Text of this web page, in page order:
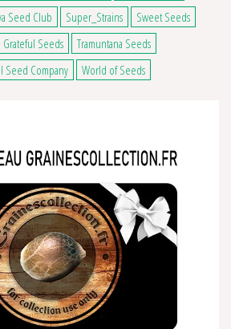
Seed Club Super_Strains
Sweet Seeds
Grateful Seeds
Tramuntana Seeds
Seed Company World of Seeds